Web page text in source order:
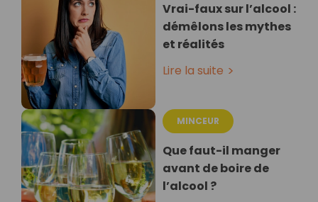
Vrai-faux sur l’alcool :
démêlons les mythes
et réalités
Lire la suite
MINCEUR
Que faut-il manger
avant de boire de
l’alcool ?